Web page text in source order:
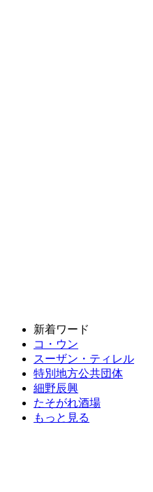
新着ワード
コ・ウン
スーザン・ティレル
特別地方公共団体
細野辰興
たそがれ酒場
もっと見る